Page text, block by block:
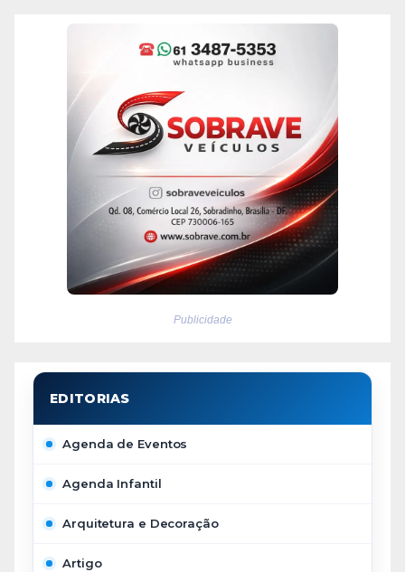
Publicidade
Agenda de Eventos
Agenda Infantil
Arquitetura e Decoração
Artigo